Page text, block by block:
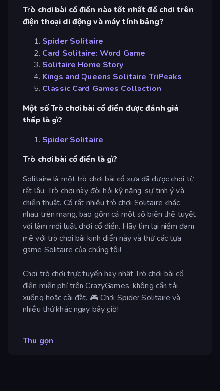
Trò chơi bài cổ điển nào tốt nhất để chơi trên
điện thoại di động và máy tính bảng?
Spider Solitaire
Card Solitaire: Word Game
Solitaire Home Story
Kings and Queens Solitaire TriPeaks
Classic Card Games Collection
Một số Trò chơi bài cổ điển được đánh giá
thấp là gì?
Spider Solitaire
Trò chơi bài cổ điển là gì?
Solitaire là một trò chơi bài cổ xưa đã được chơi từ
rất lâu. Trò chơi này đòi hỏi kỹ năng, sự tinh ý và
chiến thuật. Có rất nhiều trò chơi Solitaire khác
nhau trên mạng, bao gồm cả một số biến thể tuyệt
vời làm mới luật chơi cổ điển. Hãy tìm lại niềm đam
mê với trò chơi bài kinh điển này và thử các tựa
game Solitaire của chúng tôi!
Chơi trò chơi trực tuyến hay nhất Trò chơi bài cổ
điển miễn phí trên CrazyGames, không cần tải
xuống hoặc cài đặt. 🎮 Chơi Spider Solitaire và
nhiều thứ khác ngay bây giờ!
Thu gọn